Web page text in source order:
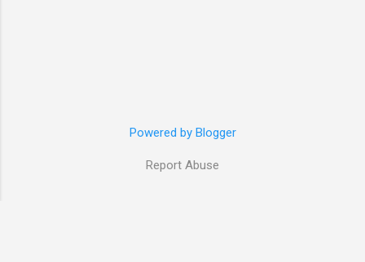
สอบทันที...
Powered by Blogger
Report Abuse